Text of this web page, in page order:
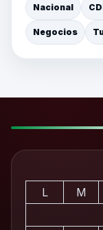
Nacional
Negocios
L
M